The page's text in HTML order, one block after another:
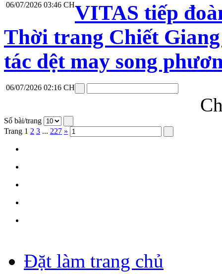
06/07/2026 03:46 CHVITAS tiếp
Thời trang Chiết
tác dệt may song
06/07/2026 02:16 CH
Số bài/trang
Trang 1 2 3 ... 227 »
Đặt làm trang chủ